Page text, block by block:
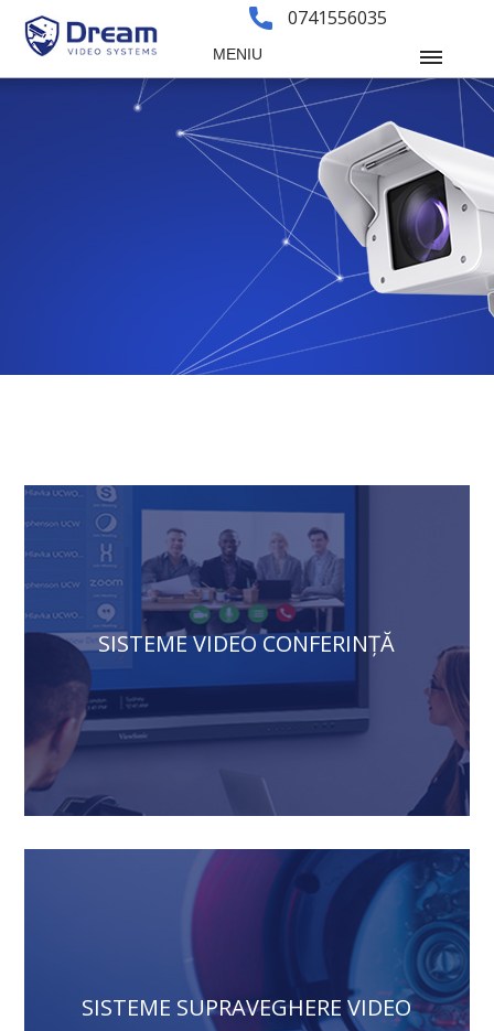
0741556035
MENIU
SISTEME VIDEO CONFERINȚĂ
SISTEME SUPRAVEGHERE VIDEO